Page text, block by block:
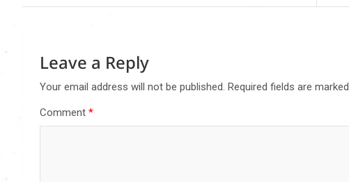
Leave a Reply
Your email address will not be published. Required fields are marked
Comment *